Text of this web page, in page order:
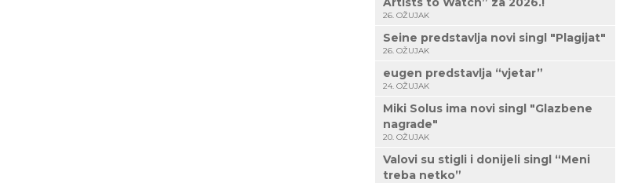
26. OŽUJAK
Seine predstavlja novi singl "Plagijat"
26. OŽUJAK
eugen predstavlja “vjetar”
24. OŽUJAK
Miki Solus ima novi singl "Glazbene
nagrade"
20. OŽUJAK
Valovi su stigli i donijeli singl “Meni
treba netko”